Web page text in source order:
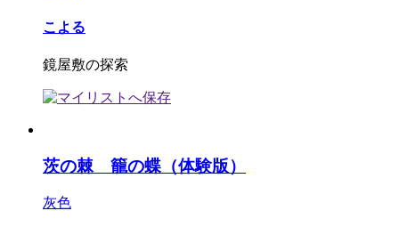
こよる
鏡屋敷の探索
茨の棘 籠の蝶（体験版）
灰色